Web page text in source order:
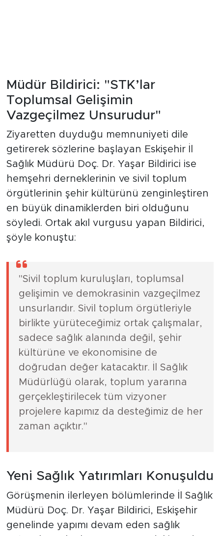
Müdür Bildirici: "STK’lar
Toplumsal Gelişimin
Vazgeçilmez Unsurudur"
Ziyaretten duyduğu memnuniyeti dile
getirerek sözlerine başlayan Eskişehir İl
Sağlık Müdürü Doç. Dr. Yaşar Bildirici ise
hemşehri derneklerinin ve sivil toplum
örgütlerinin şehir kültürünü zenginleştiren
en büyük dinamiklerden biri olduğunu
söyledi. Ortak akıl vurgusu yapan Bildirici,
şöyle konuştu:
"Sivil toplum kuruluşları, toplumsal
gelişimin ve demokrasinin vazgeçilmez
unsurlarıdır. Sivil toplum örgütleriyle
birlikte yürüteceğimiz ortak çalışmalar,
sadece sağlık alanında değil, şehir
kültürüne ve ekonomisine de
doğrudan değer katacaktır. İl Sağlık
Müdürlüğü olarak, toplum yararına
gerçekleştirilecek tüm vizyoner
projelere kapımız da desteğimiz de her
zaman açıktır."
Yeni Sağlık Yatırımları Konuşuldu
Görüşmenin ilerleyen bölümlerinde İl Sağlık
Müdürü Doç. Dr. Yaşar Bildirici, Eskişehir
genelinde yapımı devam eden sağlık